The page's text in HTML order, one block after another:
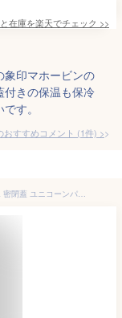
在庫を楽天でチェック >>
象印マホービンの
付きの保温も保冷
す。
おすすめコメント (1件) >
[ストーク] サステナブルカップ タンブラー 12oz L 密閉蓋 ユニコーンパープル L(355ml) S12